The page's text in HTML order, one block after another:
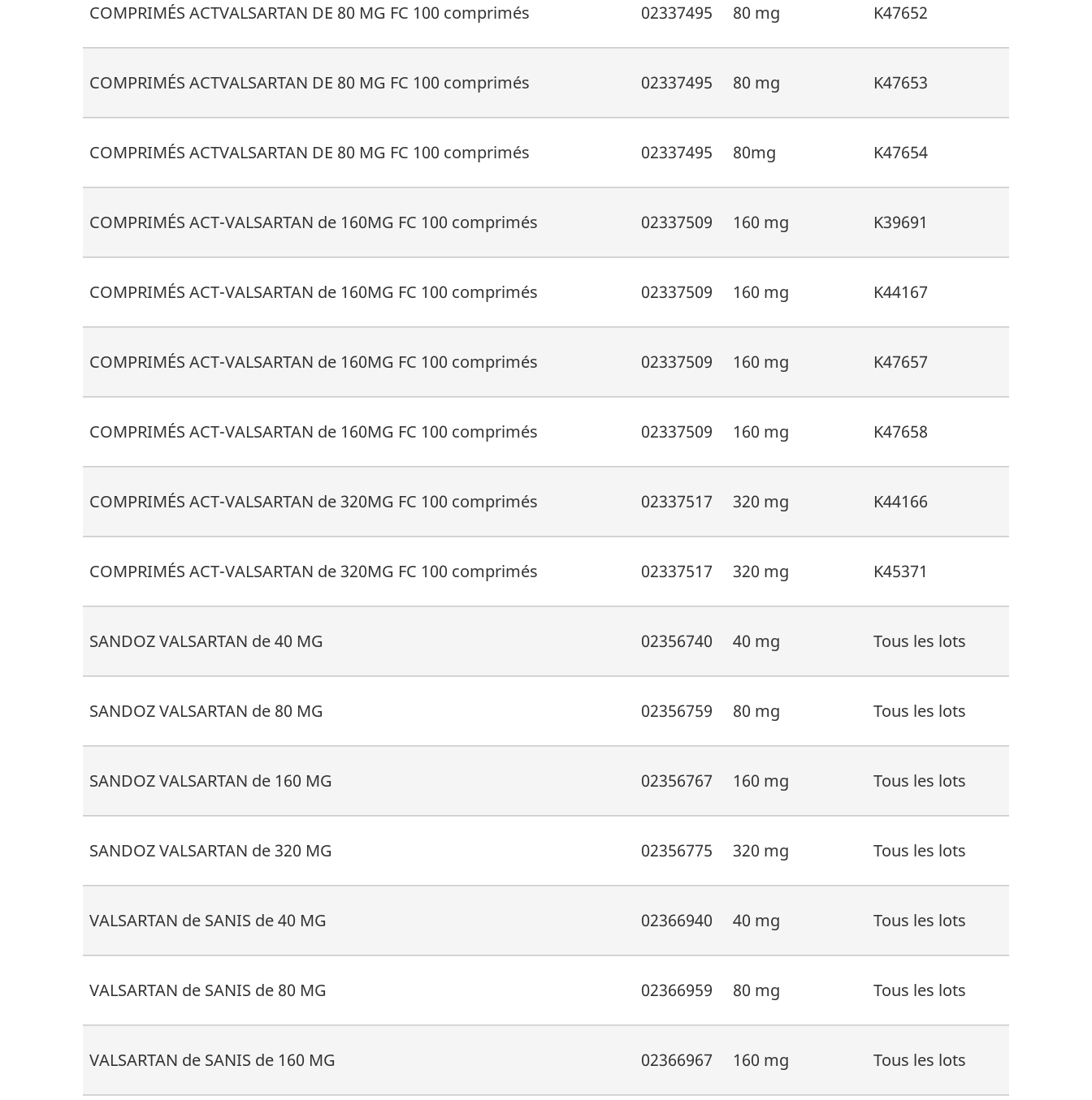
COMPRIMÉS ACTVALSARTAN DE 80 MG FC 100 comprimés 02337495 80 mg K47652
COMPRIMÉS ACTVALSARTAN DE 80 MG FC 100 comprimés 02337495 80 mg K47653
COMPRIMÉS ACTVALSARTAN DE 80 MG FC 100 comprimés 02337495 80mg K47654
COMPRIMÉS ACT-VALSARTAN de 160MG FC 100 comprimés 02337509 160 mg K39691
COMPRIMÉS ACT-VALSARTAN de 160MG FC 100 comprimés 02337509 160 mg K44167
COMPRIMÉS ACT-VALSARTAN de 160MG FC 100 comprimés 02337509 160 mg K47657
COMPRIMÉS ACT-VALSARTAN de 160MG FC 100 comprimés 02337509 160 mg K47658
COMPRIMÉS ACT-VALSARTAN de 320MG FC 100 comprimés 02337517 320 mg K44166
COMPRIMÉS ACT-VALSARTAN de 320MG FC 100 comprimés 02337517 320 mg K45371
SANDOZ VALSARTAN de 40 MG 02356740 40 mg Tous les lots
SANDOZ VALSARTAN de 80 MG 02356759 80 mg Tous les lots
SANDOZ VALSARTAN de 160 MG 02356767 160 mg Tous les lots
SANDOZ VALSARTAN de 320 MG 02356775 320 mg Tous les lots
VALSARTAN de SANIS de 40 MG 02366940 40 mg Tous les lots
VALSARTAN de SANIS de 80 MG 02366959 80 mg Tous les lots
VALSARTAN de SANIS de 160 MG 02366967 160 mg Tous les lots